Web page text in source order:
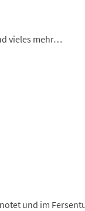
vieles mehr…
und im